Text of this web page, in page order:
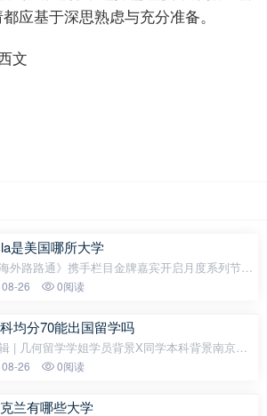
应基于深思熟虑与充分准备。
文
是美国哪所大学
海外路路通》携手栏目金牌嘉宾开启月度系列节目
叔留学观察。作为达叔留学观察系列的第一
美国本科留学的未来趋势，同时
08-26 0阅读
均分70能出国留学吗
| 几何留学学姐学员背景X同学本科背景南京理
学 - 机械工程GPA：加权70-74/算数75-79雅思：
：2024年2月13日录取时间：202
08-26 0阅读
兰有哪些大学